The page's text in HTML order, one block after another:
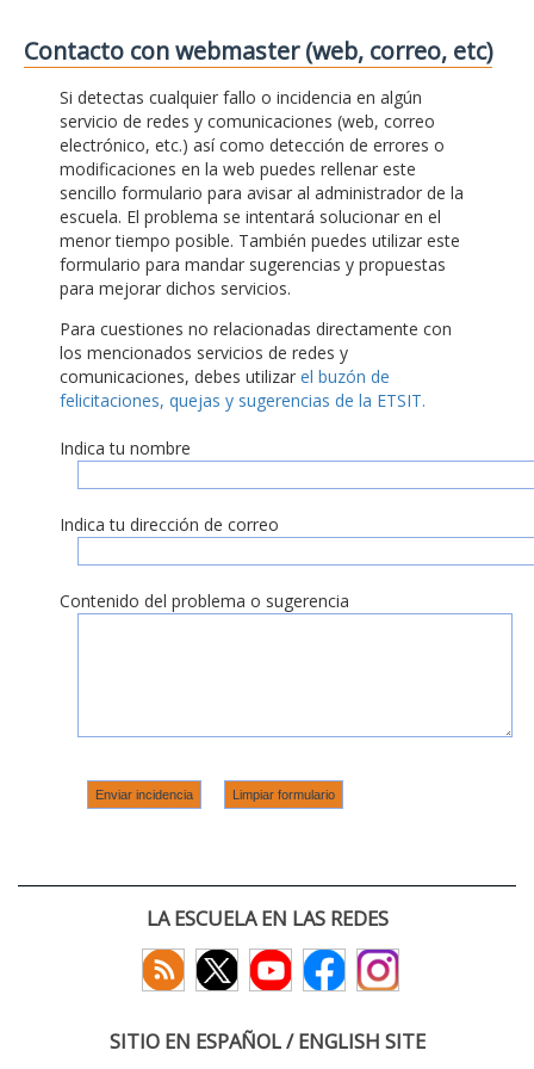
Contacto con webmaster (web, correo, etc)
Si detectas cualquier fallo o incidencia en algún
servicio de redes y comunicaciones (web, correo
electrónico, etc.) así como detección de errores o
modificaciones en la web puedes rellenar este
sencillo formulario para avisar al administrador de la
escuela. El problema se intentará solucionar en el
menor tiempo posible. También puedes utilizar este
formulario para mandar sugerencias y propuestas
para mejorar dichos servicios.
Para cuestiones no relacionadas directamente con
los mencionados servicios de redes y
comunicaciones, debes utilizar el buzón de
felicitaciones, quejas y sugerencias de la ETSIT.
Indica tu nombre
Indica tu dirección de correo
Contenido del problema o sugerencia
LA ESCUELA EN LAS REDES
SITIO EN ESPAÑOL / ENGLISH SITE